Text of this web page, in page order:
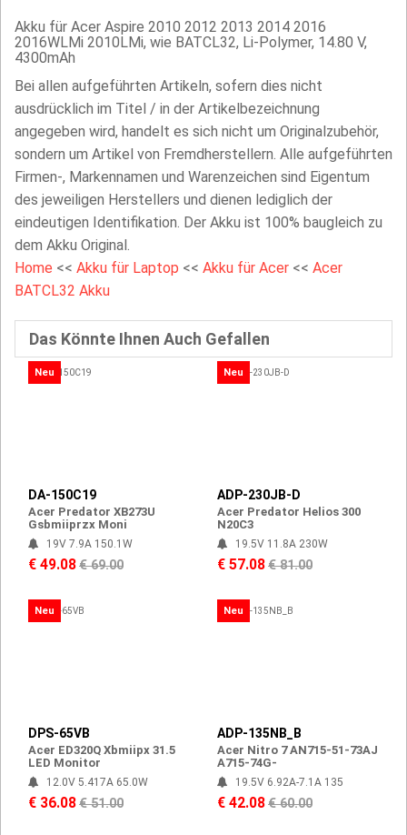
Akku für Acer Aspire 2010 2012 2013 2014 2016
2016WLMi 2010LMi, wie BATCL32, Li-Polymer, 14.80 V,
4300mAh
Bei allen aufgeführten Artikeln, sofern dies nicht
ausdrücklich im Titel / in der Artikelbezeichnung
angegeben wird, handelt es sich nicht um Originalzubehör,
sondern um Artikel von Fremdherstellern. Alle aufgeführten
Firmen-, Markennamen und Warenzeichen sind Eigentum
des jeweiligen Herstellers und dienen lediglich der
eindeutigen Identifikation. Der Akku ist 100% baugleich zu
dem Akku Original.
Home << Akku für Laptop << Akku für Acer << Acer
BATCL32 Akku
Das Könnte Ihnen Auch Gefallen
Neu
DA-150C19
Acer Predator XB273U
Gsbmiiprzx Moni
19V 7.9A 150.1W
€ 49.08€ 69.00
Neu
ADP-230JB-D
Acer Predator Helios 300
N20C3
19.5V 11.8A 230W
€ 57.08€ 81.00
Neu
DPS-65VB
Acer ED320Q Xbmiipx 31.5
LED Monitor
12.0V 5.417A 65.0W
€ 36.08€ 51.00
Neu
ADP-135NB_B
Acer Nitro 7 AN715-51-73AJ
A715-74G-
19.5V 6.92A-7.1A 135
€ 42.08€ 60.00